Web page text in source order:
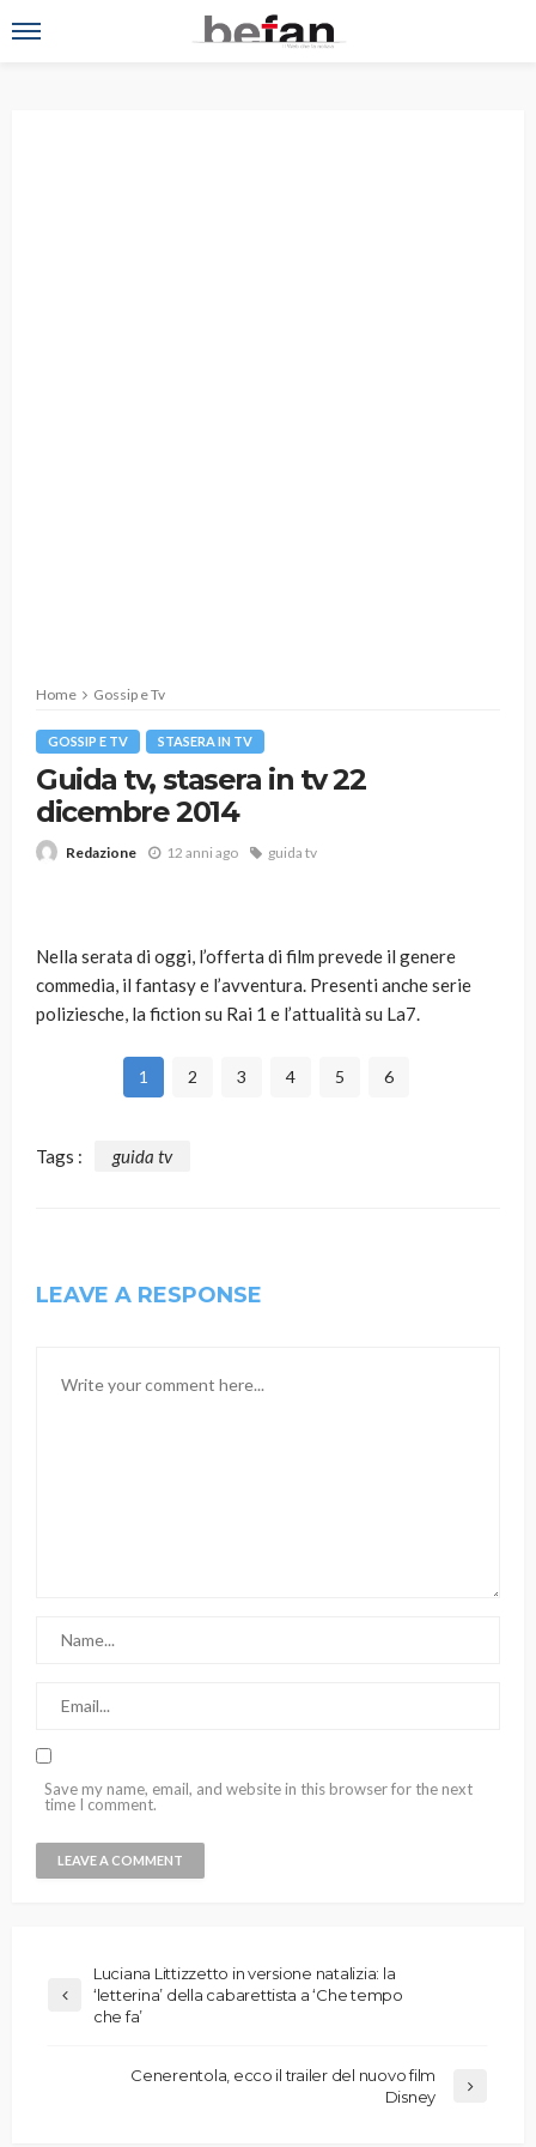
Home Gossip e Tv
GOSSIP E TV STASERA IN TV
Guida tv, stasera in tv 22
dicembre 2014
Redazione 12 anni ago guida tv
Nella serata di oggi, l’offerta di film prevede il genere
commedia, il fantasy e l’avventura. Presenti anche serie
poliziesche, la fiction su Rai 1 e l’attualità su La7.
1 2 3 4 5 6
Tags : guida tv
LEAVE A RESPONSE
Save my name, email, and website in this browser for the next
time I comment.
Luciana Littizzetto in versione natalizia: la
‘letterina’ della cabarettista a ‘Che tempo
che fa’
Cenerentola, ecco il trailer del nuovo film
Disney